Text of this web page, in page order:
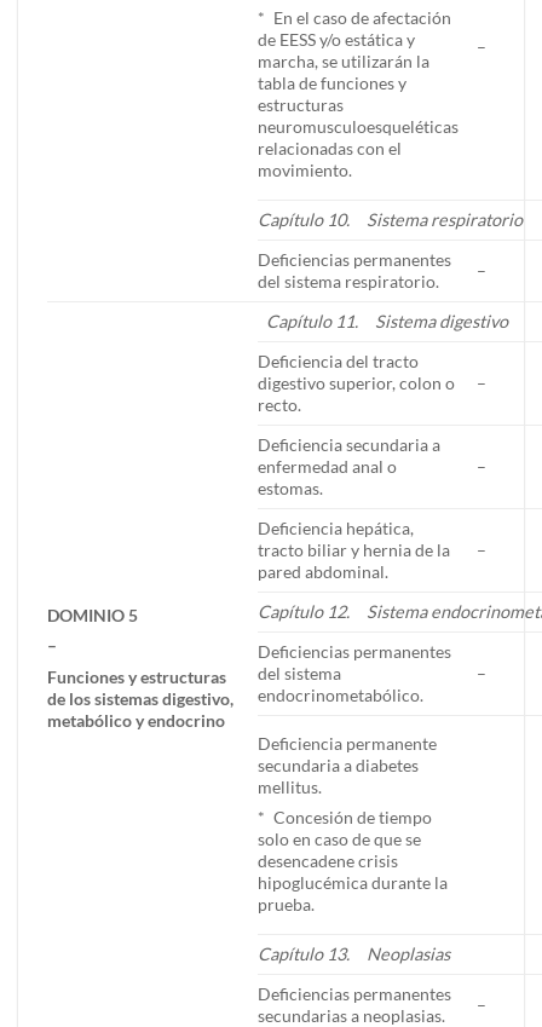
* En el caso de afectación
de EESS y/o estática y
marcha, se utilizarán la
tabla de funciones y
estructuras
neuromusculoesqueléticas
relacionadas con el
movimiento.
–
Capítulo 10. Sistema respiratorio
Deficiencias permanentes
del sistema respiratorio.
–
DOMINIO 5
–
Funciones y estructuras
de los sistemas digestivo,
metabólico y endocrino
Capítulo 11. Sistema digestivo
Deficiencia del tracto
digestivo superior, colon o
recto.
–
Deficiencia secundaria a
enfermedad anal o
estomas.
–
Deficiencia hepática,
tracto biliar y hernia de la
pared abdominal.
–
Capítulo 12. Sistema
Deficiencias permanentes
del sistema
endocrinometabólico.
–
Deficiencia permanente
secundaria a diabetes
mellitus.
* Concesión de tiempo
solo en caso de que se
desencadene crisis
hipoglucémica durante la
prueba.
Capítulo 13. Neoplasias
Deficiencias permanentes
secundarias a neoplasias.
–